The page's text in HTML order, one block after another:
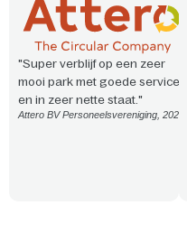
"Super verblijf op een zeer
mooi park met goede service
en in zeer nette staat."
Attero BV Personeelsvereniging, 2026